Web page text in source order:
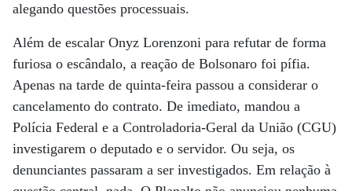
alegando questões processuais.
Além de escalar Onyz Lorenzoni para refutar de forma
furiosa o escândalo, a reação de Bolsonaro foi pífia.
Apenas na tarde de quinta-feira passou a considerar o
cancelamento do contrato. De imediato, mandou a
Polícia Federal e a Controladoria-Geral da União (CGU)
investigarem o deputado e o servidor. Ou seja, os
denunciantes passaram a ser investigados. Em relação à